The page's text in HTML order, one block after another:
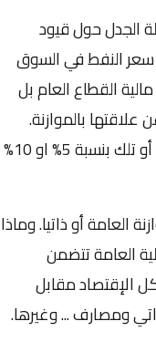
الجدل حول قيود
سعر النفط في السوق
القطاع العام بل
بالموازنة.
وليس النزاع حول تعديل بنود الإنفاق للأعوام السابقة بزيادة او إنقاص هذه الفقرة أو تلك بنسبة 5% او 10%
العامة أو ذاتيا. وماذا
العامة تتضمن
الإقتصاد مقابل
ومصارف ... وغيرها.